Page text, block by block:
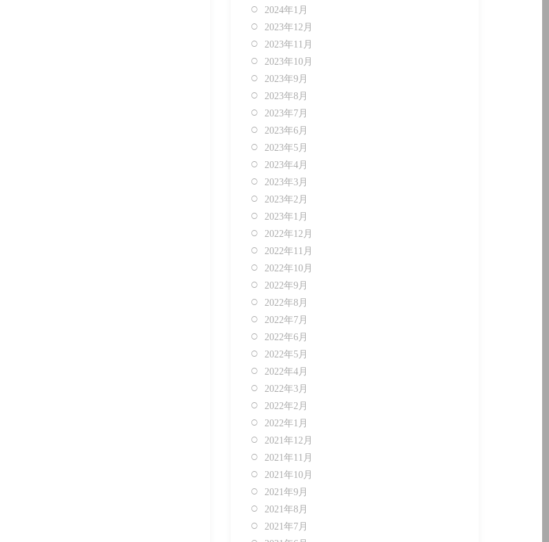
2024年1月
2023年12月
2023年11月
2023年10月
2023年9月
2023年8月
2023年7月
2023年6月
2023年5月
2023年4月
2023年3月
2023年2月
2023年1月
2022年12月
2022年11月
2022年10月
2022年9月
2022年8月
2022年7月
2022年6月
2022年5月
2022年4月
2022年3月
2022年2月
2022年1月
2021年12月
2021年11月
2021年10月
2021年9月
2021年8月
2021年7月